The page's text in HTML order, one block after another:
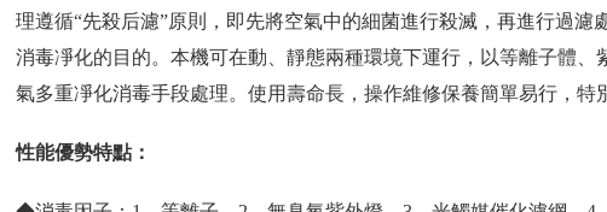
理遵循“先殺后濾”原則，即先將空氣中的細菌進行殺滅，再進行過
消毒凈化的目的。本機可在動、靜態兩種環境下運行，以等離子體
氣多重凈化消毒手段處理。使用壽命長，操作維修保養簡單易行，特
性能優勢特點：